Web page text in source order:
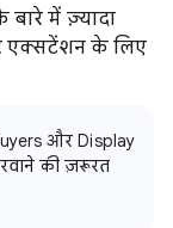
बारे में ज़्यादा
एक्सटेंशन के लिए
और Display
की ज़रूरत